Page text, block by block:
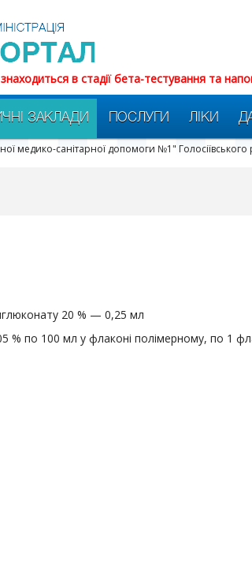
в стадії бета-тестування та
ЗАКЛАДИ ПОСЛУГИ ЛІКИ
медико-санітарної допомоги №1" Голосіївського
20 % — 0,25 мл
% по 100 мл у флаконі полімерному, по 1